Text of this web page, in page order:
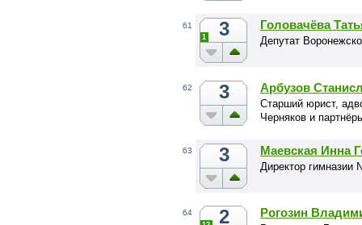
61 3
1
Головачёва
Депутат
62 3 Арбузов
Старший юрист,
Черняков и
63 3 Маевская Инна
Директор гимназии
64 2 Рогозин